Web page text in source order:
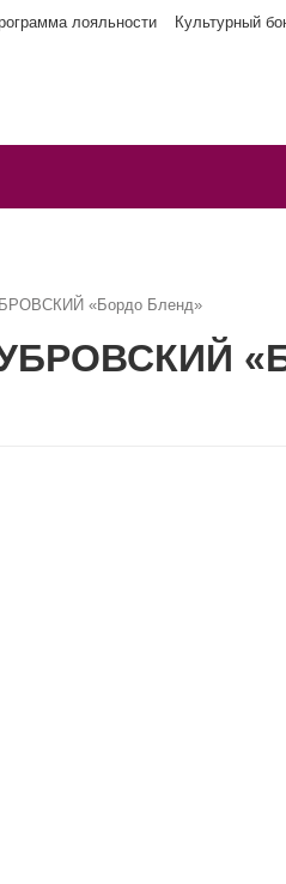
лояльности Культурный
«Бордо Бленд»